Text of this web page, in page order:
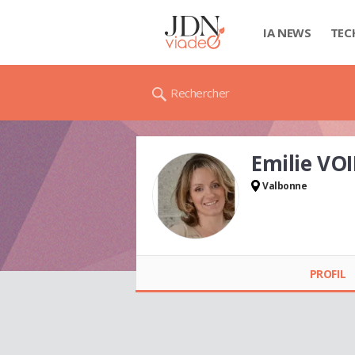
IA NEWS
Rechercher
Emilie
Valbonne
PROFIL